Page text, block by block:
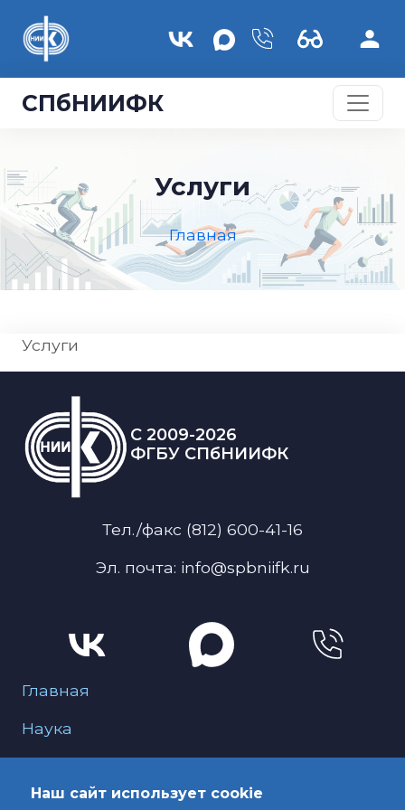
СПбНИИФК
Услуги
Главная
Услуги
C 2009-2026
ФГБУ СПбНИИФК
Тел./факс (812) 600-41-16
Эл. почта: info@spbniifk.ru
Меню для подвала
Главная
Наука
Образование
Наш сайт использует cookie